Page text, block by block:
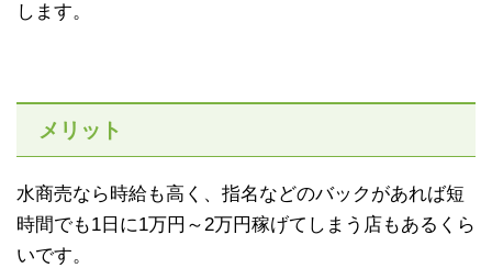
します。
メリット
水商売なら時給も高く、指名などのバックがあれば短
時間でも1日に1万円～2万円稼げてしまう店もあるくら
いです。